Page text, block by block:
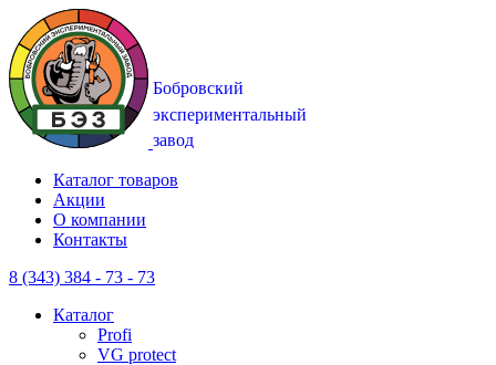
Каталог товаров
Акции
О компании
Контакты
8 (343) 384 - 73 - 73
Каталог
Profi
VG protect